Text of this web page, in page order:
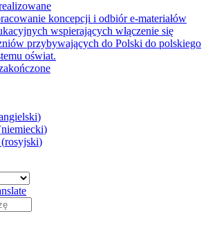
koncepcji i odbiór e-materiałów
wspierających włączenie się
przybywających do Polski do polskiego
oświat.
)
niemiecki)
(rosyjski)